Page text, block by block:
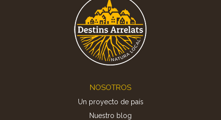
NOSOTROS
Un proyecto de país
Nuestro blog